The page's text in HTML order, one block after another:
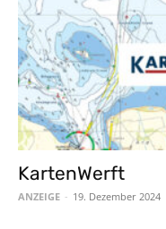
KartenWerft
ANZEIGE - 19. Dezember 2024